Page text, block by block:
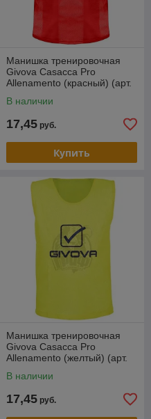
Манишка тренировочная
Givova Casacca Pro
Allenamento (красный) (арт.
В наличии
17,45 руб.
Купить
Манишка тренировочная
Givova Casacca Pro
Allenamento (желтый) (арт.
В наличии
17,45 руб.